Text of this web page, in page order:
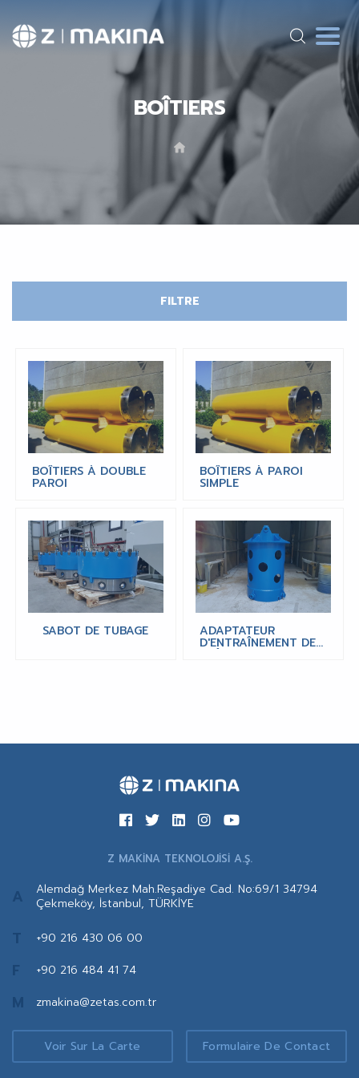
BOÎTIERS
FILTRE
BOÎTIERS À DOUBLE
PAROI
BOÎTIERS À PAROI
SIMPLE
SABOT DE TUBAGE ADAPTATEUR
D'ENTRAÎNEMENT DE
BOÎTIER (TWISTER)
Z MAKİNA TEKNOLOJİSİ A.Ş.
A
Alemdağ Merkez Mah.Reşadiye Cad. No:69/1 34794
Çekmeköy, İstanbul, TÜRKİYE
T +90 216 430 06 00
F +90 216 484 41 74
M zmakina@zetas.com.tr
Voir Sur La Carte Formulaire De Contact